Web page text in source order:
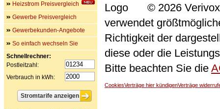
© 2026
verwendet
Richtigkeit der
diese oder die
Bitte beachten Sie die
CookiesVerträge hier kündigenVerträge
Heizstrom Preisvergleich
Gewerbe Preisvergleich
Gewerbekunden-Angebote
So einfach wechseln Sie
Schnellrechner:
Postleitzahl:
Verbrauch in kWh: